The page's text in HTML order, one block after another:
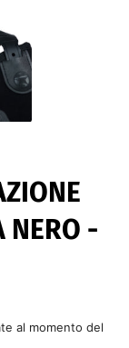
NERO -
al momento del